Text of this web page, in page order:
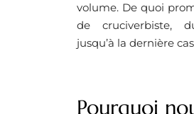
volume. De quoi
de cruciverbiste,
jusqu’à la dernière
Pourquoi